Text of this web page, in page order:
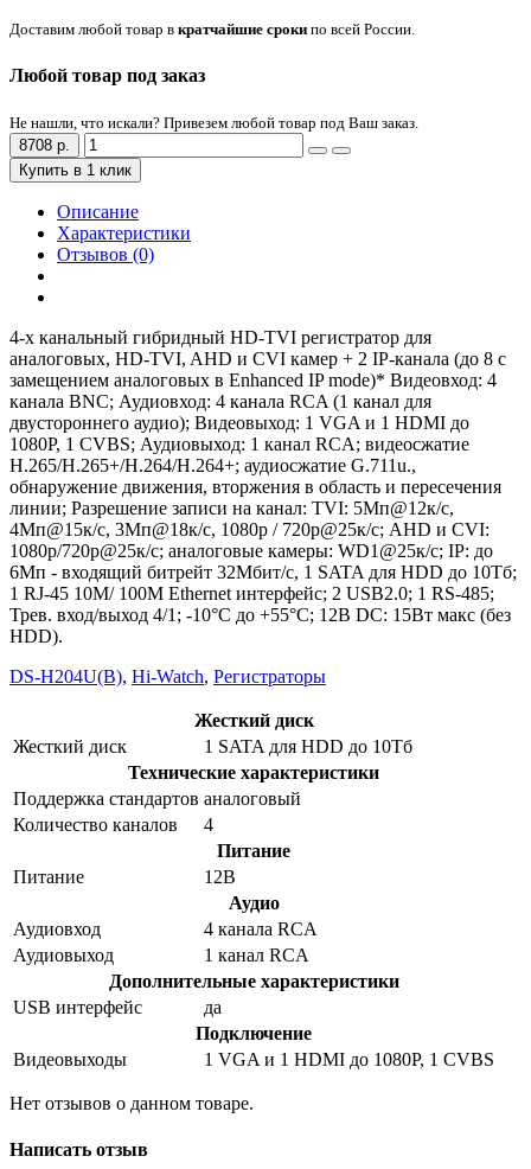
Доставим любой товар в кратчайшие сроки по всей России.
Любой товар под заказ
Не нашли, что искали? Привезем любой товар под Ваш заказ.
8708 р.
Купить в 1 клик
Описание
Характеристики
Отзывов (0)
4-х канальный гибридный HD-TVI регистратор для
аналоговых, HD-TVI, AHD и CVI камер + 2 IP-канала (до 8 с
замещением аналоговых в Enhanced IP mode)* Видеовход: 4
канала BNC; Аудиовход: 4 канала RCA (1 канал для
двустороннего аудио); Видеовыход: 1 VGA и 1 HDMI до
1080Р, 1 CVBS; Аудиовыход: 1 канал RCA; видеосжатие
H.265/H.265+/H.264/H.264+; аудиосжатие G.711u.,
обнаружение движения, вторжения в область и пересечения
линии; Разрешение записи на канал: TVI: 5Мп@12к/с,
4Мп@15к/с, 3Мп@18к/с, 1080p / 720p@25к/с; AHD и CVI:
1080p/720p@25к/с; аналоговые камеры: WD1@25к/с; IP: до
6Мп - входящий битрейт 32Мбит/с, 1 SATA для HDD до 10Тб;
1 RJ-45 10M/ 100M Ethernet интерфейс; 2 USB2.0; 1 RS-485;
Трев. вход/выход 4/1; -10°C до +55°C; 12В DC: 15Вт макс (без
HDD).
DS-H204U(B), Hi-Watch, Регистраторы
Жесткий диск
Жесткий диск
1 SATA для HDD до 10Тб
Технические характеристики
Поддержка стандартов аналоговый
Количество каналов
4
Питание
Питание
12В
Аудио
Аудиовход
4 канала RCA
Аудиовыход
1 канал RCA
Дополнительные характеристики
USB интерфейс
да
Подключение
Видеовыходы
1 VGA и 1 HDMI до 1080Р, 1 CVBS
Нет отзывов о данном товаре.
Написать отзыв